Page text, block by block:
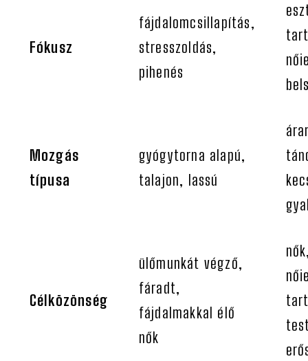
Fókusz
fájdalomcsillapítás,
stresszoldás,
pihenés
Mozgás
típusa
gyógytorna alapú,
talajon, lassú
Célközönség
ülőmunkát végző,
fáradt,
fájdalmakkal élő
nők